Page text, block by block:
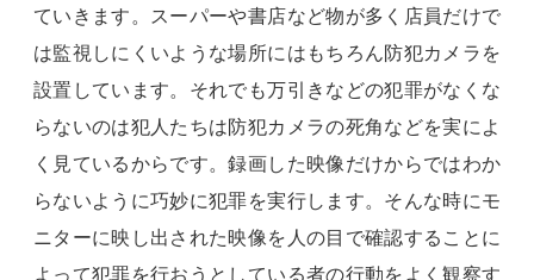
ていきます。スーパーや書店など物が多く店員だけで
は監視しにくいような場所にはもちろん防犯カメラを
設置しています。それでも万引きなどの犯罪がなくな
らないのは犯人たちは防犯カメラの死角などを実によ
く見ているからです。録画した映像だけからではわか
らないように巧妙に犯罪を実行します。そんな時にモ
ニターに映し出された映像を人の目で確認することに
よって犯罪を行おうとしている者の行動をよく観察す